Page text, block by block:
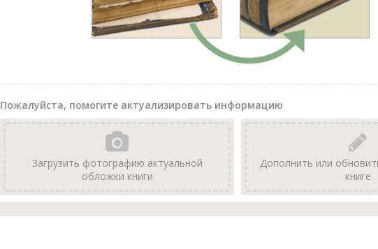
Пожалуйста, помогите актуализировать информацию
Загрузить фотографию актуальной
обложки книги
Дополнить или
книге